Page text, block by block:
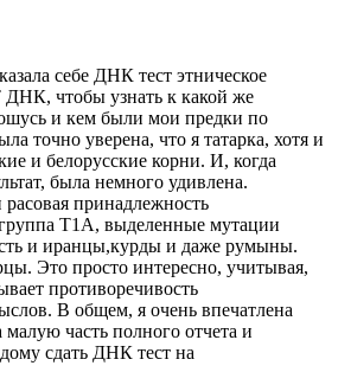
себе ДНК тест этническое
чтобы узнать к какой же
и кем были мои предки по
точно уверена, что я татарка, хотя и
и белорусские корни. И, когда
была немного удивлена.
принадлежность
T1A, выделенные мутации
и иранцы,курды и даже румыны.
Это просто интересно, учитывая,
противоречивость
В общем, я очень впечатлена
малую часть полного отчета и
сдать ДНК тест на